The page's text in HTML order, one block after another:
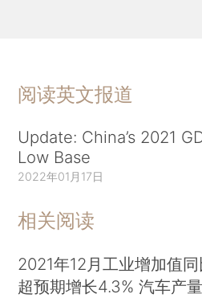
阅读英文报道
Update: China’s 2021
Low Base
2022年01月17日
相关阅读
2021年12月工业增加值同
超预期增长4.3% 汽车产量